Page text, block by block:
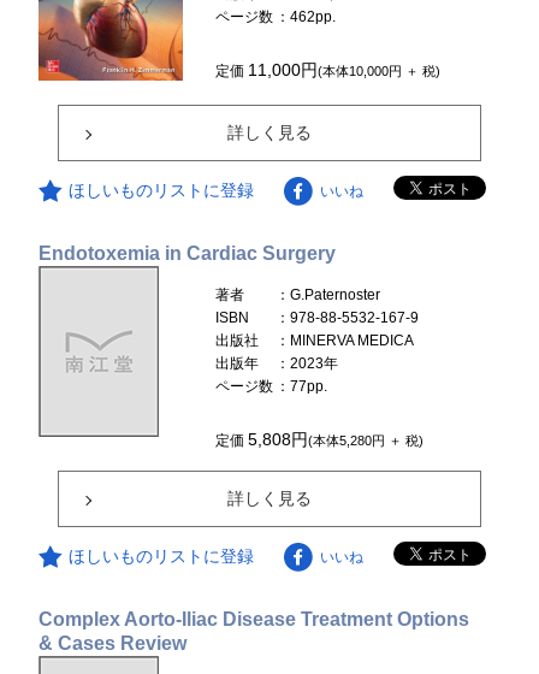
ページ数 ：462pp.
定価 11,000円(本体10,000円 ＋ 税)
詳しく見る
ほしいものリストに登録 いいね
Endotoxemia in Cardiac Surgery
著者
：G.Paternoster
ISBN
：978-88-5532-167-9
出版社
：MINERVA MEDICA
出版年
：2023年
ページ数 ：77pp.
定価5,808円(本体5,280円 ＋ 税)
詳しく見る
ほしいものリストに登録 いいね
Complex Aorto-Iliac Disease Treatment Options
& Cases Review